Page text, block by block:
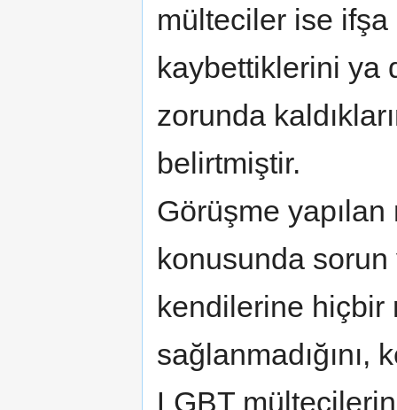
mülteciler ise
kaybettiklerini ya
zorunda
belirtmiştir.
Görüşme yapılan
konusunda sorun
kendilerine hiçbir
sağlanmadığını,
LGBT